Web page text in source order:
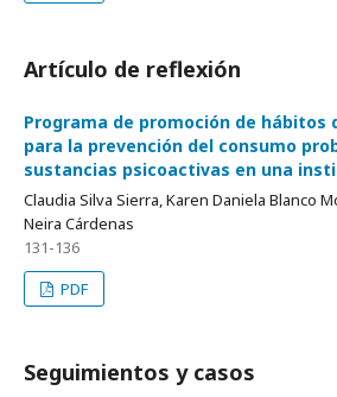
Artículo de reflexión
Programa de promoción de hábitos
para la prevención del consumo
sustancias psicoactivas en una
Claudia Silva Sierra, Karen Daniela Blanco
Neira Cárdenas
131-136
PDF
Seguimientos y casos